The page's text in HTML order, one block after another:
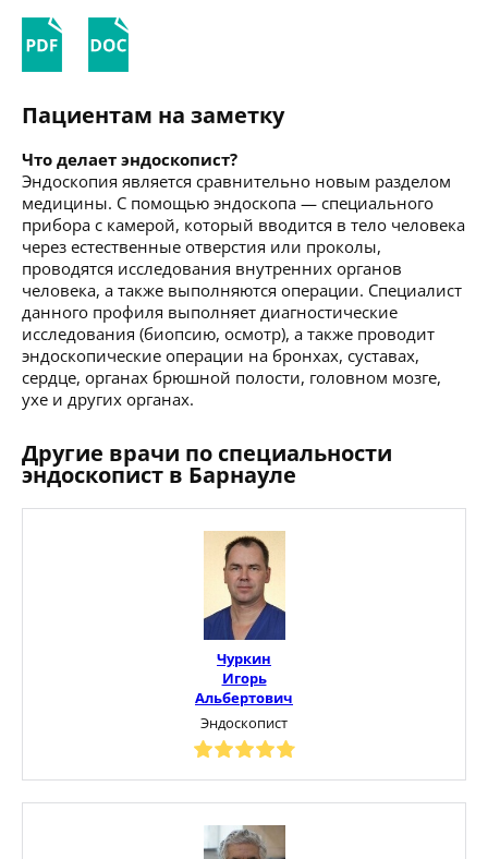
Пациентам на заметку
Что делает эндоскопист?
Эндоскопия является сравнительно новым разделом
медицины. С помощью эндоскопа — специального
прибора с камерой, который вводится в тело человека
через естественные отверстия или проколы,
проводятся исследования внутренних органов
человека, а также выполняются операции. Специалист
данного профиля выполняет диагностические
исследования (биопсию, осмотр), а также проводит
эндоскопические операции на бронхах, суставах,
сердце, органах брюшной полости, головном мозге,
ухе и других органах.
Другие врачи по специальности
эндоскопист в Барнауле
Чуркин
Игорь
Альбертович
Эндоскопист